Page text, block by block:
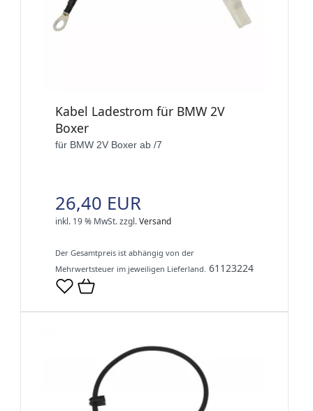
Kabel Ladestrom für BMW 2V
Boxer
für BMW 2V Boxer ab /7
26,40 EUR
inkl. 19 % MwSt.zzgl.Versand
Der Gesamtpreis ist abhängig von der
Mehrwertsteuer im jeweiligen Lieferland. 61123224